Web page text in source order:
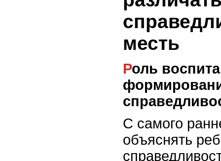
месть
Роль воспитания в
С самого
объяснять